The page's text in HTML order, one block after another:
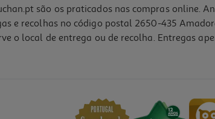
são os praticados nas compras online.
e recolhas no código postal 2650-435
o local de entrega ou de recolha. Entregas